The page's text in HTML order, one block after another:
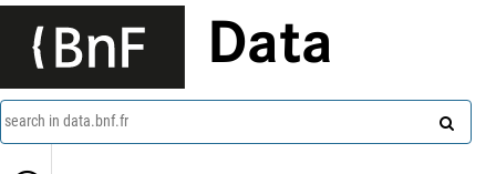
Data
search in data.bnf.fr